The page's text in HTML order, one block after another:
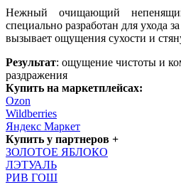
Нежный очищающий
специально разработан для ухода
вызывает ощущения сухости и
Результат: ощущение чистоты и
раздражения
Купить на маркетплейсах:
Ozon
Wildberries
Яндекс Маркет
Купить у партнеров +
ЗОЛОТОЕ ЯБЛОКО
ЛЭТУАЛЬ
РИВ ГОШ